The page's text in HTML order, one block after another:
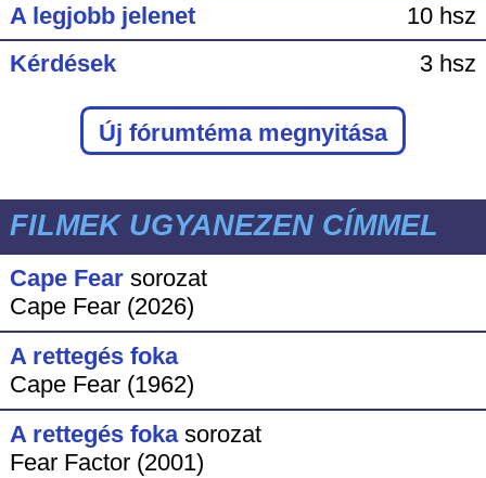
A legjobb jelenet
10 hsz
Kérdések
3 hsz
Új fórumtéma megnyitása
FILMEK UGYANEZEN CÍMMEL
Cape Fearsorozat
Cape Fear (2026)
A rettegés foka
Cape Fear (1962)
A rettegés fokasorozat
Fear Factor (2001)